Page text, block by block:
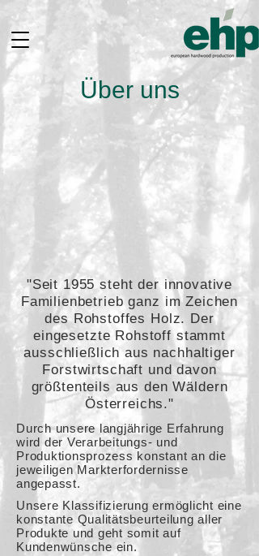
Über uns
"Seit 1955 steht der innovative
Familienbetrieb ganz im Zeichen
des Rohstoffes Holz. Der
eingesetzte Rohstoff stammt
ausschließlich aus nachhaltiger
Forstwirtschaft und davon
größtenteils aus den Wäldern
Österreichs."
Durch unsere langjährige Erfahrung
wird der Verarbeitungs- und
Produktionsprozess konstant an die
jeweiligen Markterfordernisse
angepasst.
Unsere Klassifizierung ermöglicht eine
konstante Qualitätsbeurteilung aller
Produkte und geht somit auf
Kundenwünsche ein.